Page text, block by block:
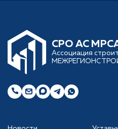
CРО АС
Ассоциация